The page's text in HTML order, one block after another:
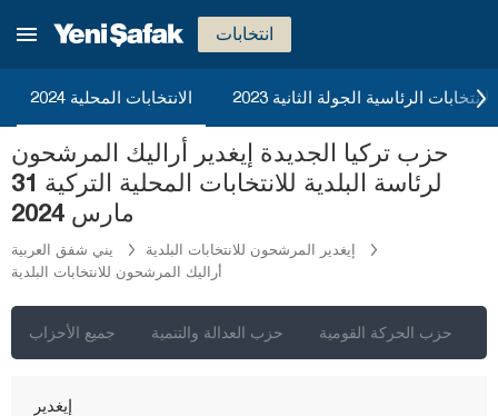
انتخابات
الانتخابات المحلية 2024 2023 الانتخابات الرئاسية الجولة الثانية
حزب تركيا الجديدة إيغدير أراليك المرشحون
لرئاسة البلدية للانتخابات المحلية التركية 31
مارس 2024
يني شفق العربية
إيغدير المرشحون للانتخابات البلدية
أراليك المرشحون للانتخابات البلدية
جميع الأحزاب حزب العدالة والتنمية حزب الحركة القومية
إلازغ
أرضروم
إيسكي شهير
غازي عنتاب
غيراسون
كوموش خانة
هطاي
إيغدير